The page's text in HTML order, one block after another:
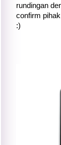
rundingan
confirm
:)